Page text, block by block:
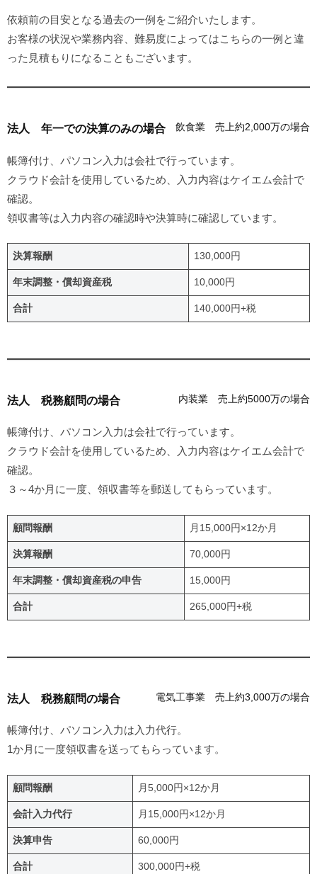
依頼前の目安となる過去の一例をご紹介いたします。
お客様の状況や業務内容、難易度によってはこちらの一例と違
った見積もりになることもございます。
法人 年一での決算のみの場合 飲食業 売上約2,000万の場合
帳簿付け、パソコン入力は会社で行っています。
クラウド会計を使用しているため、入力内容はケイエム会計で
確認。
領収書等は入力内容の確認時や決算時に確認しています。
決算報酬 130,000円
年末調整・償却資産税 10,000円
合計 140,000円+税
法人 税務顧問の場合 内装業 売上約5000万の場合
帳簿付け、パソコン入力は会社で行っています。
クラウド会計を使用しているため、入力内容はケイエム会計で
確認。
３～4か月に一度、領収書等を郵送してもらっています。
顧問報酬 月15,000円×12か月
決算報酬 70,000円
年末調整・償却資産税の申告 15,000円
合計 265,000円+税
法人 税務顧問の場合 電気工事業 売上約3,000万の場合
帳簿付け、パソコン入力は入力代行。
1か月に一度領収書を送ってもらっています。
顧問報酬 月5,000円×12か月
会計入力代行 月15,000円×12か月
決算申告 60,000円
合計 300,000円+税